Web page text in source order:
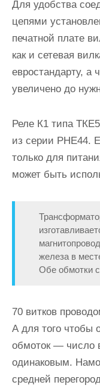
Для удобства
цепями
печатной плате
как и сетевая
евростандарту, а
увеличено до
Реле К1 типа
из серии РНЕ44.
только для
может быть
железа в
Обе обмотки
70 витков
А для того чтобы
обмоток — число
одинаковым.
средней